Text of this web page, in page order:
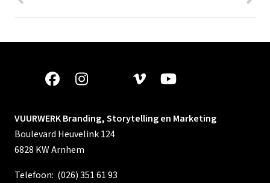
VUURWERK Branding, Storytelling en Marketing
Boulevard Heuvelink 124
6828 KW Arnhem
Telefoon: (026) 351 61 93